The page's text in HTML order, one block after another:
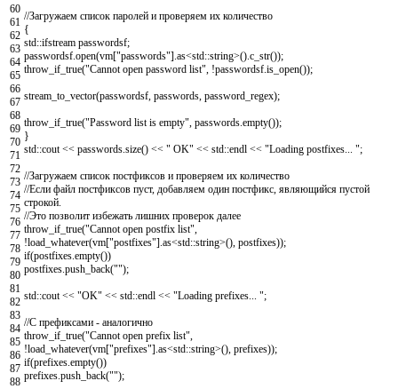
60
61
62
63
64
65
66
67
68
69
70
71
72
73
74
75
76
77
78
79
80
81
82
83
84
85
86
87
88
//Загружаем список паролей и проверяем их количество
{
std::ifstream passwordsf;
passwordsf open(vm["passwords"] as<std::string>() c_str());
throw_if_true("Cannot open password list" !passwordsf is_open());
stream_to_vector(passwordsf passwords password_regex);
throw_if_true("Password list is empty" passwords empty());
}
std::cout << passwords size() << " OK" << std::endl << "Loading postfixes... ";
//Загружаем список постфиксов и проверяем их количество
//Если файл постфиксов пуст, добавляем один постфикс, являющийся пустой
строкой.
//Это позволит избежать лишних проверок далее
throw_if_true("Cannot open postfix list"
!load_whatever(vm["postfixes"] as<std::string>() postfixes));
if(postfixes empty())
postfixes push_back("");
std::cout << "OK" << std::endl << "Loading prefixes... ";
//С префиксами - аналогично
throw_if_true("Cannot open prefix list"
!load_whatever(vm["prefixes"] as<std::string>() prefixes));
if(prefixes empty())
prefixes push_back("");